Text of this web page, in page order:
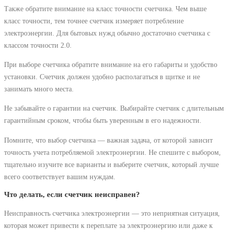
Также обратите внимание на класс точности счетчика. Чем выше
класс точности, тем точнее счетчик измеряет потребление
электроэнергии. Для бытовых нужд обычно достаточно счетчика с
классом точности 2.0.
При выборе счетчика обратите внимание на его габариты и удобство
установки. Счетчик должен удобно располагаться в щитке и не
занимать много места.
Не забывайте о гарантии на счетчик. Выбирайте счетчик с длительным
гарантийным сроком, чтобы быть уверенным в его надежности.
Помните, что выбор счетчика — важная задача, от которой зависит
точность учета потребляемой электроэнергии. Не спешите с выбором,
тщательно изучите все варианты и выберите счетчик, который лучше
всего соответствует вашим нуждам.
Что делать, если счетчик неисправен?
Неисправность счетчика электроэнергии — это неприятная ситуация,
которая может привести к переплате за электроэнергию или даже к